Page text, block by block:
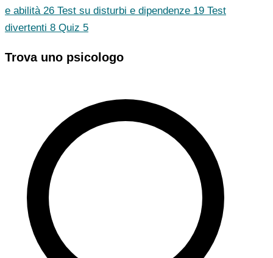
e abilità 26 Test su disturbi e dipendenze 19 Test
divertenti 8 Quiz 5
Trova uno psicologo